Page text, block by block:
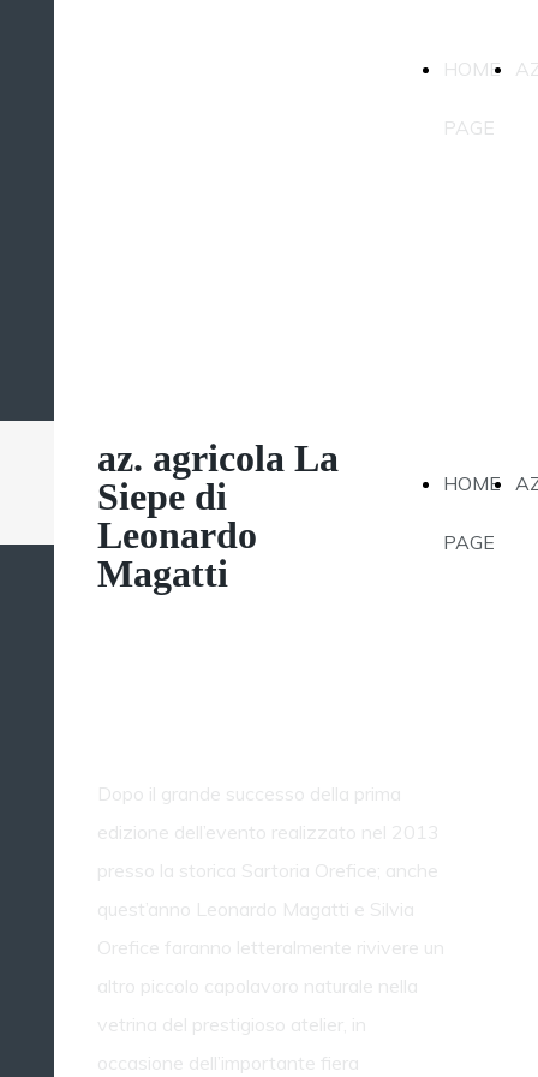
HOME
PAGE
HOME
PAGE
az. agricola La
Siepe di
Leonardo
Magatti
Dopo il grande successo della prima
edizione dell’evento realizzato nel 2013
presso la storica Sartoria Orefice; anche
quest’anno Leonardo Magatti e Silvia
Orefice faranno letteralmente rivivere un
altro piccolo capolavoro naturale nella
vetrina del prestigioso atelier, in
occasione dell’importante fiera